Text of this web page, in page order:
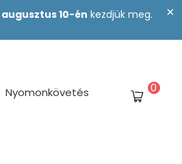
augusztus 10-én kezdjük meg.
Nyomonkövetés 0